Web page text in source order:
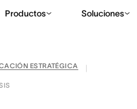
Productos Soluciones
ESTRATÉGICA